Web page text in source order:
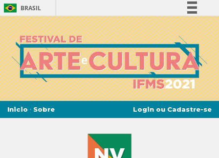
BRASIL
Simplifique!
Comunica BR
Participe
Acesso à informação
Legislação
Canais
Inicio · Sobre Login ou Cadastre-se